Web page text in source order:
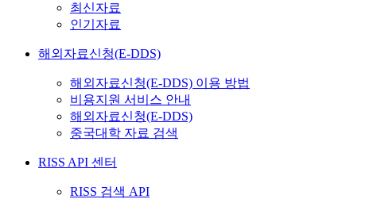
최신자료
인기자료
해외자료신청(E-DDS)
해외자료신청(E-DDS) 이용 방법
비용지원 서비스 안내
해외자료신청(E-DDS)
중국대학 자료 검색
RISS API 센터
RISS 검색 API